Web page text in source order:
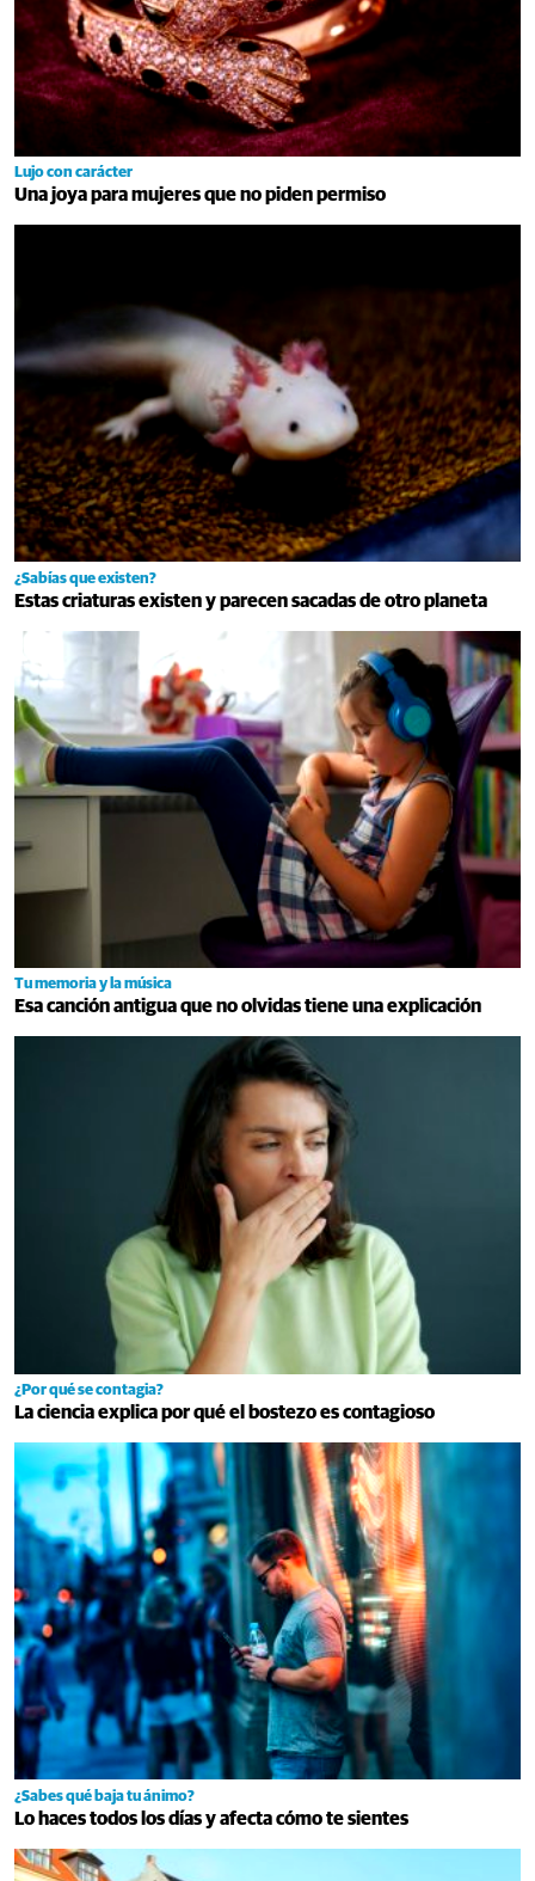
Lujo con carácter
Una joya para mujeres que no piden permiso
¿Sabías que existen?
Estas criaturas existen y parecen sacadas de otro planeta
Tu memoria y la música
Esa canción antigua que no olvidas tiene una explicación
¿Por qué se contagia?
La ciencia explica por qué el bostezo es contagioso
¿Sabes qué baja tu ánimo?
Lo haces todos los días y afecta cómo te sientes